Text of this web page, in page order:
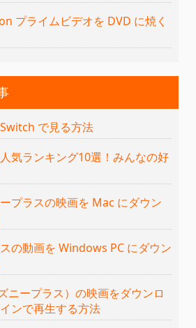
プライムビデオを DVD に焼く
で見る方法
気ランキング10選！みんなの好
プラスの映画を Mac にダウン
の動画を Windows PC にダウン
ニープラス）の映画をダウンロ
ンで再生する方法